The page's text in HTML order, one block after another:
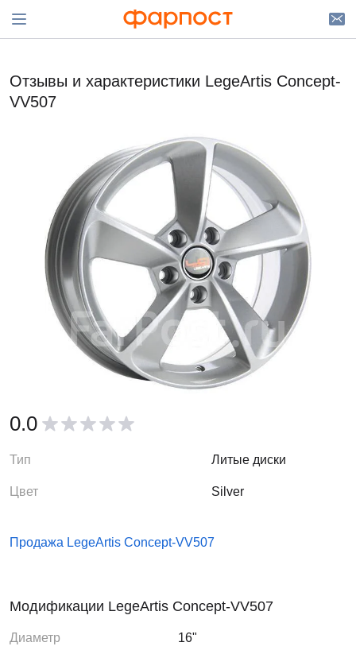
Отзывы и характеристики LegeArtis Concept-
VV507
0.0
Тип Литые диски
Цвет Silver
Продажа LegeArtis Concept-VV507
Модификации LegeArtis Concept-VV507
Диаметр 16"